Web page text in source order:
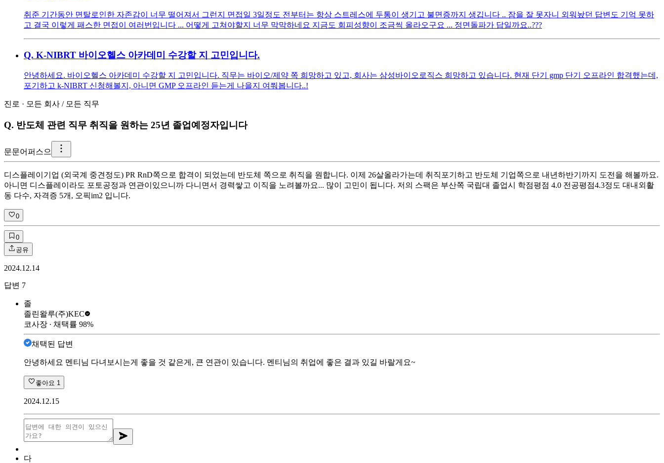
취준 기간동안 면탈로인한 자존감이 너무 떨어져서 그런지 면접일 3일정도 전부터는 항상 스트레스에 두통이 생기고 불면증까지 생깁니다 .. 잠을 잘 못자니 외워놨던 답변도 기억 못하
고 결국 이렇게 패스한 면접이 여러번입니다 ... 어떻게 고쳐야할지 너무 막막하네요 지금도 회피성향이 조금씩 올라오구요 ... 정면돌파가 답일까요..???
Q. K-NIBRT 바이오헬스 아카데미 수강할 지 고민입니다.
안녕하세요. 바이오헬스 아카데미 수강할 지 고민입니다. 직무는 바이오/제약 쪽 희망하고 있고, 회사는 삼성바이오로직스 희망하고 있습니다. 현재 단기 gmp 단기 오프라인 합격했는데,
포기하고 k-NIBRT 신청해볼지, 아니면 GMP 오프라인 듣는게 나을지 여쭤봅니다..!
진로 · 모든 회사 / 모든 직무
Q. 반도체 관련 직무 취직을 원하는 25년 졸업예정자입니다
문문어퍼스으
디스플레이기업 (외국계 중견정도) PR RnD쪽으로 합격이 되었는데 반도체 쪽으로 취직을 원합니다. 이제 26살올라가는데 취직포기하고 반도체 기업쪽으로 내년하반기까지 도전을 해볼까요.
아니면 디스플레이라도 포토공정과 연관이있으니까 다니면서 경력쌓고 이직을 노려볼까요... 많이 고민이 됩니다. 저의 스팩은 부산쪽 국립대 졸업시 학점평점 4.0 전공평점4.3정도 대내외활
동 다수, 자격증 5개, 오픽im2 입니다.
0
0
공유
2024.12.14
답변 7
졸
졸린왈루(주)KEC
코사장 ∙ 채택률 98%
채택된 답변
안녕하세요 멘티님 다녀보시는게 좋을 것 같은게, 큰 연관이 있습니다. 멘티님의 취업에 좋은 결과 있길 바랄게요~
좋아요 1
2024.12.15
다